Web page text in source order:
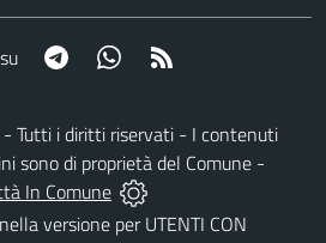
Telegram Whatsapp
- Tutti i diritti riservati - I contenuti
sono di proprietà del Comune -
In Comune
versione per UTENTI CON